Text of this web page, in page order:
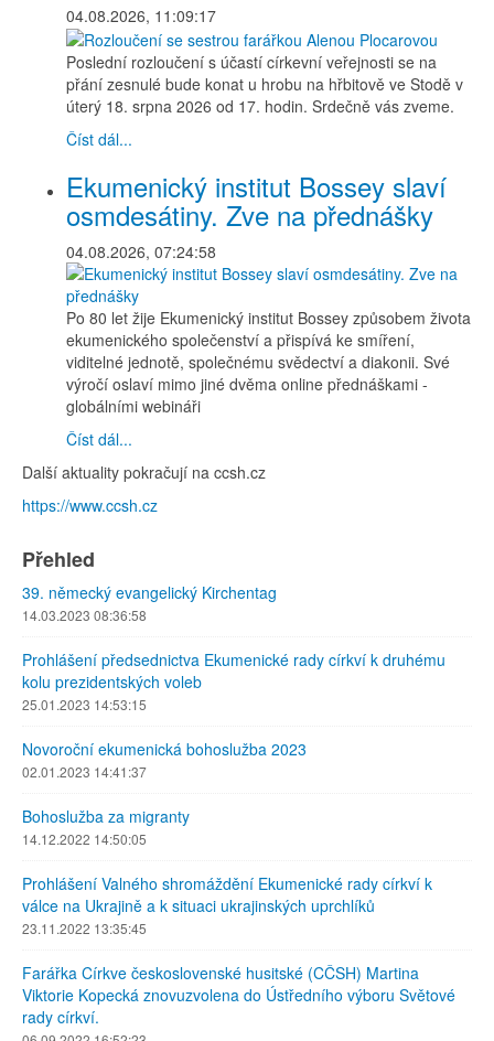
04.08.2026, 11:09:17
Poslední rozloučení s účastí církevní veřejnosti se na
přání zesnulé bude konat u hrobu na hřbitově ve Stodě v
úterý 18. srpna 2026 od 17. hodin. Srdečně vás zveme.
Číst dál...
Ekumenický institut Bossey slaví
osmdesátiny. Zve na přednášky
04.08.2026, 07:24:58
Po 80 let žije Ekumenický institut Bossey způsobem života
ekumenického společenství a přispívá ke smíření,
viditelné jednotě, společnému svědectví a diakonii. Své
výročí oslaví mimo jiné dvěma online přednáškami -
globálními webináři
Číst dál...
Další aktuality pokračují na ccsh.cz
https://www.ccsh.cz
Přehled
39. německý evangelický Kirchentag
14.03.2023 08:36:58
Prohlášení předsednictva Ekumenické rady církví k druhému
kolu prezidentských voleb
25.01.2023 14:53:15
Novoroční ekumenická bohoslužba 2023
02.01.2023 14:41:37
Bohoslužba za migranty
14.12.2022 14:50:05
Prohlášení Valného shromáždění Ekumenické rady církví k
válce na Ukrajině a k situaci ukrajinských uprchlíků
23.11.2022 13:35:45
Farářka Církve československé husitské (CČSH) Martina
Viktorie Kopecká znovuzvolena do Ústředního výboru Světové
rady církví.